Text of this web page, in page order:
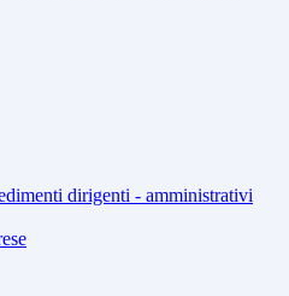
dirigenti - amministrativi